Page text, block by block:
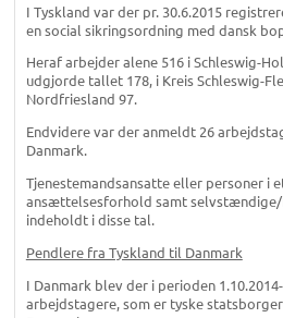
I Tyskland var der pr. 30.6.2015
en social sikringsordning med dansk
Heraf arbejder alene 516 i Schleswig-
udgjorde tallet 178, i Kreis Schleswig-
Nordfriesland 97.
Endvidere var der anmeldt 26
Danmark.
Tjenestemandsansatte eller personer i
ansættelsesforhold samt selvstændige/
indeholdt i disse tal.
Pendlere fra Tyskland til Danmark
I Danmark blev der i perioden
arbejdstagere, som er tyske